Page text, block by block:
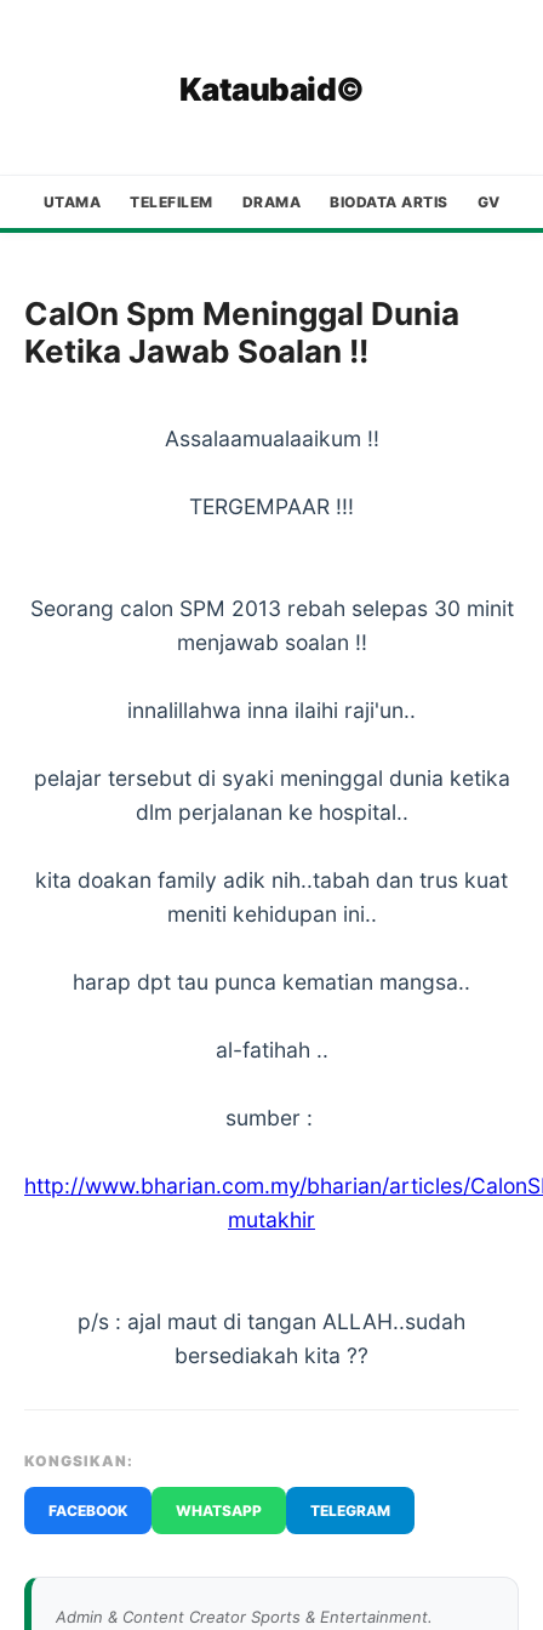
Kataubaid©
UTAMA TELEFILEM DRAMA BIODATA ARTIS GV
CalOn Spm Meninggal Dunia
Ketika Jawab Soalan !!
Assalaamualaaikum !!
TERGEMPAAR !!!
Seorang calon SPM 2013 rebah selepas 30 minit
menjawab soalan !!
innalillahwa inna ilaihi raji'un..
pelajar tersebut di syaki meninggal dunia ketika
dlm perjalanan ke hospital..
kita doakan family adik nih..tabah dan trus kuat
meniti kehidupan ini..
harap dpt tau punca kematian mangsa..
al-fatihah ..
sumber :
http://www.bharian.com.my/bharian/articles/
mutakhir
p/s : ajal maut di tangan ALLAH..sudah
bersediakah kita ??
KONGSIKAN:
FACEBOOK WHATSAPP TELEGRAM
Admin & Content Creator Sports & Entertainment.